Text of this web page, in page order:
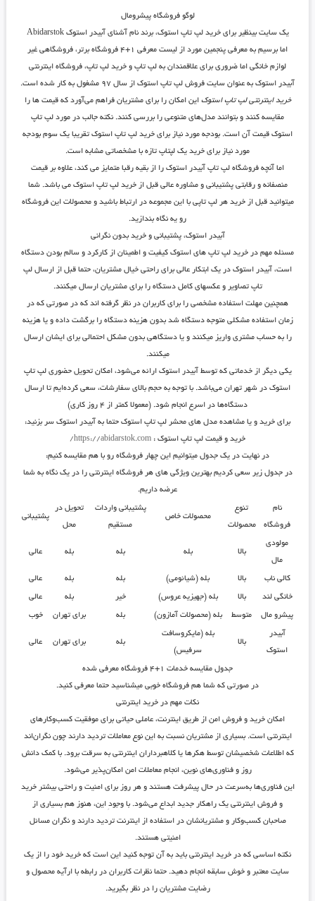
لوگو فروشگاه پیشرومال
یک سایت بینظیر برای خرید لپ تاپ استوک، برند نام آشنای آبیدر استوک Abidarstok
اما برسیم به معرفی پنجمین مورد از لیست معرفی ۱+۴ فروشگاه برتر، فروشگاهی غیر
لوازم خانگی اما ضروری برای علاقمندان به لپ تاپ و خرید لپ تاپ، فروشگاه اینترنتی
آبیدر استوک به عنوان سایت فروش لپ تاپ استوک از سال ٩٧ مشغول به کار شده است.
خرید اینترنتی لپ تاپ استوکاین امکان را برای مشتریان فراهم می‌آورد که قیمت ها را
مقایسه کنند و بتوانند مدل‌های متنوعی را بررسی کنند. نکته جالب در مورد لپ تاپ
استوک قیمت آن است. بودجه مورد نیاز برای خرید لپ تاپ استوک تقریبا یک سوم بودجه
مورد نیاز برای خرید یک لپتاپ تازه با مشخصاتی مشابه است.
اما آنچه فروشگاه لپ تاپ آبیدر استوک را از بقیه رقبا متمایز می کند، علاوه بر قیمت
منصفانه و رقابتی پشتیبانی و مشاوره عالی قبل از خرید لپ تاپ استوک می باشد. شما
میتوانید قبل از خرید هر لپ تاپی با این مجموعه در ارتباط باشید و محصولات این فروشگاه
رو یه نگاه بندازید.
آبیدر استوک، پشتیبانی و خرید بدون نگرانی
مسئله مهم در خرید لپ تاپ های استوک کیفیت و اطمینان از کارکرد و سالم بودن دستگاه
است، آبیدر استوک در یک ابتکار عالی برای راحتی خیال مشتریان، حتما قبل از ارسال لپ
تاپ تصاویر و عکسهای کامل دستگاه را برای مشتریان ارسال میکنند.
همچنین مهلت استفاده مشخصی را برای کاربران در نظر گرفته اند که در صورتی که در
زمان استفاده مشکلی متوجه دستگاه شد بدون هزینه دستگاه را برگشت داده و یا هزینه
را به حساب مشتری واریز میکنند و یا دستگاهی بدون مشکل احتمالی برای ایشان ارسال
میکنند.
یکی دیگر از خدماتی که توسط آبیدر استوک ارائه می‌شود، امکان تحویل حضوری لپ تاپ
استوک در شهر تهران می‌باشد. با توجه به حجم بالای سفارشات، سعی کرده‌ایم تا ارسال
دستگاه‌ها در اسرع انجام شود. (معمولا کمتر از ۴ روز کاری)
برای خرید و یا مشاهده مدل های محشر لپ تاپ استوک حتما به آبیدر استوک سر بزنید:
خرید و قیمت لپ تاپ استوک:
https://abidarstok.com/
در نهایت در یک جدول میتوانیم این چهار فروشگاه رو با هم مقایسه کنیم:
در جدول زیر سعی کردیم بهترین ویژگی های هر فروشگاه اینترنتی را در یک نگاه به شما
عرضه داریم.
نام
فروشگاه
تنوع
محصولات
محصولات خاص
پشتیبانی واردات
مستقیم
تحویل در
محل
پشتیبانی
مولودی
مال
بالا بله بله بله عالی
کالی ناب بالا بله (شیائومی) بله بله عالی
خانگی لند بالا بله (جهیزیه عروس) خیر بله عالی
پیشرو مال متوسط بله (محصولات آمازون) بله برای تهران خوب
آبیدر
استوک
بالا
بله (مایکروسافت
سرفیس)
بله برای تهران عالی
جدول مقایسه خدمات ۱+۴ فروشگاه معرفی شده
در صورتی که شما هم فروشگاه خوبی میشناسید حتما معرفی کنید.
نکات مهم در خرید اینترنتی
امکان خرید و فروش امن از طریق اینترنت، عاملی حیاتی برای موفقیت کسب‌وکارهای
اینترنتی است. بسیاری از مشتریان نسبت به این نوع معاملات تردید دارند چون نگران‌اند
که اطلاعات شخصیشان توسط هکرها یا کلاهبرداران اینترنتی به سرقت برود. با کمک دانش
روز و فناوری‌های نوین، انجام معاملات امن امکان‌پذیر می‌شود.
این فناوری‌ها به‌سرعت در حال پیشرفت‌ هستند و هر روز برای امنیت و راحتی بیشتر خرید
و فروش اینترنتی یک راهکار جدید ابداع می‌شود. با وجودِ این، هنوز هم بسیاری از
صاحبان کسب‌وکار و مشتریانشان در استفاده از اینترنت تردید دارند و نگران مسائل
امنیتی هستند.
نکته اساسی که در خرید اینترنتی باید به آن توجه کنید این است که خرید خود را از یک
سایت معتبر و خوش سابقه انجام دهید. حتما نظرات کاربران در رابطه با ارآیه محصول و
رضایت مشتریان را در نظر بگیرید.